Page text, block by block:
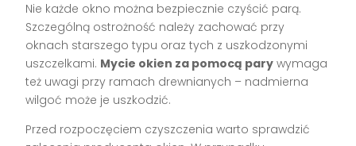
Nie każde okno można bezpiecznie czyścić parą.
Szczególną ostrożność należy zachować przy
oknach starszego typu oraz tych z uszkodzonymi
uszczelkami. Mycie okien za pomocą pary wymaga
też uwagi przy ramach drewnianych – nadmierna
wilgoć może je uszkodzić.
Przed rozpoczęciem czyszczenia warto sprawdzić